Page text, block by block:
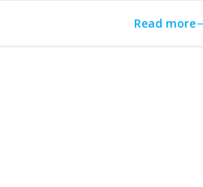
Read more